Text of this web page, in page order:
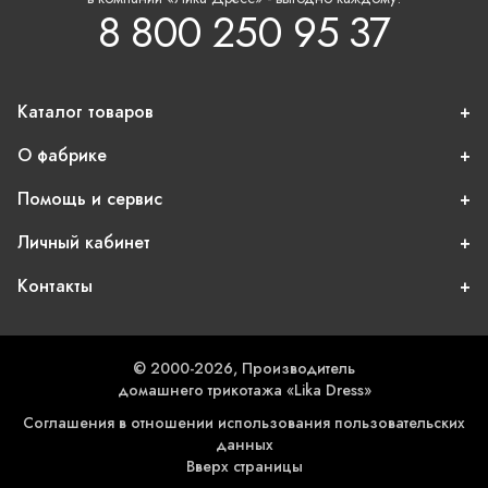
8 800 250 95 37
Каталог товаров
О фабрике
Помощь и сервис
Личный кабинет
Контакты
© 2000-2026, Производитель
домашнего трикотажа «Lika Dress»
Соглашения в отношении использования пользовательских
данных
Вверх страницы